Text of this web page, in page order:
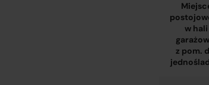
w hali
z pom.